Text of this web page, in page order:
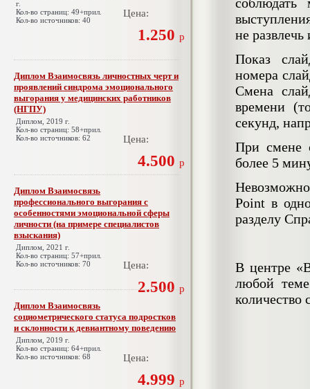
г.
Кол-во страниц: 49+прил.
Кол-во источников: 40
Цена:
1.250 р
Диплом Взаимосвязь личностных черт и
проявлений синдрома эмоционального
выгорания у медицинских работников
(НГПУ)
Диплом, 2019 г.
Кол-во страниц: 58+прил.
Кол-во источников: 62
Цена:
4.500 р
Диплом Взаимосвязь
профессионального выгорания с
особенностями эмоциональной сферы
личности (на примере специалистов
взыскания)
Диплом, 2021 г.
Кол-во страниц: 57+прил.
Кол-во источников: 70
Цена:
2.500 р
Диплом Взаимосвязь
социометрического статуса подростков
и склонности к девиантному поведению
Диплом, 2019 г.
Кол-во страниц: 64+прил.
Кол-во источников: 68
Цена:
4.999 р
не развлечь
Показ
номера
Смена
времени
секунд,
При смене
более 5
Point в
разделу
В центре
любой
количество